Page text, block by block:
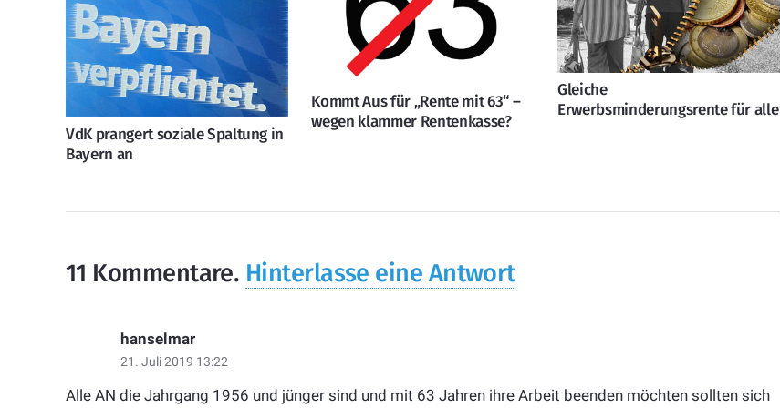
VdK prangert soziale Spaltung in
Bayern an
Kommt Aus für „Rente mit 63“ –
wegen klammer Rentenkasse?
Gleiche
Erwerbsminderungsrente für alle
11 Kommentare. Hinterlasse eine Antwort
hanselmar
21. Juli 2019 13:22
Alle AN die Jahrgang 1956 und jünger sind und mit 63 Jahren ihre Arbeit beenden möchten sollten sich